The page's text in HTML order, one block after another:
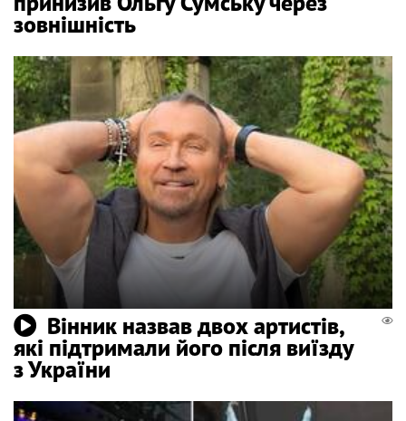
зовнішність
Вінник назвав двох артистів,
які підтримали його після виїзду
з України